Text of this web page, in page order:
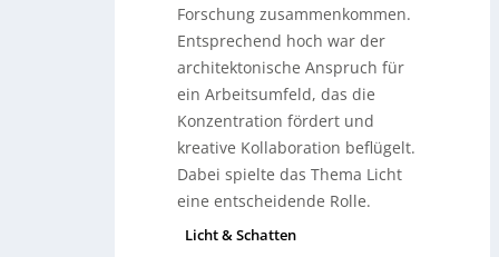
Forschung zusammenkommen.
Entsprechend hoch war der
architektonische Anspruch für
ein Arbeitsumfeld, das die
Konzentration fördert und
kreative Kollaboration beflügelt.
Dabei spielte das Thema Licht
eine entscheidende Rolle.
Licht & Schatten